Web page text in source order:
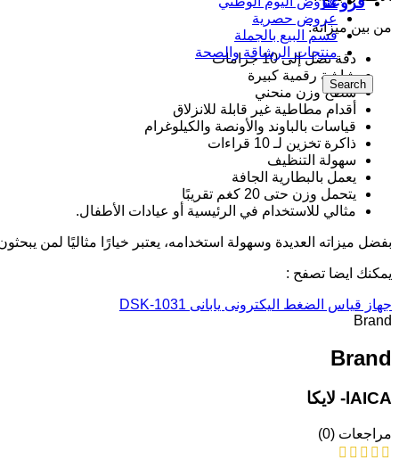
عروض حصرية
قسم البيع بالجملة
منتجات الرشاقة والصحة
Search
من بين ميزاته:
دقة تصل إلى 10 جرامات
شاشة رقمية كبيرة
سطح وزن منحني
أقدام مطاطية غير قابلة للانزلاق
قياسات بالباوند والأونصة والكيلوغرام
ذاكرة تخزين لـ 10 قراءات
سهولة التنظيف
يعمل بالبطارية الجافة
يتحمل وزن حتى 20 كغم تقريبًا
مثالي للاستخدام في الرئيسية أو عيادات الأطفال.
بفضل ميزاته العديدة وسهولة استخدامه، يعتبر خيارًا مثاليًا لمن
يمكنك ايضا تصفح :
جهاز قياس الضغط اليكترونى يابانى DSK-1031
Brand
Brand
lAICA- لايكا
مراجعات (0)